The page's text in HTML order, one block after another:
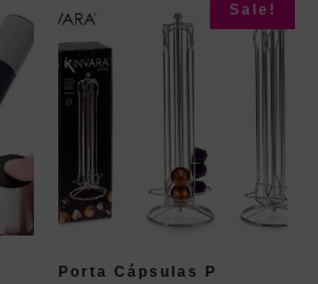
Sale!
Porta Cápsulas P